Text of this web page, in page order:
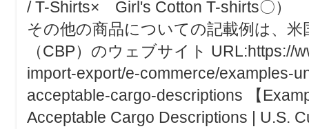
/ T-Shirts× Girl's Cotton T-shirts〇）
その他の商品についての記載例は、米
（CBP）のウェブサイト URL:https://
import-export/e-commerce/examples-
acceptable-cargo-descriptions 【
Acceptable Cargo Descriptions | U.S.